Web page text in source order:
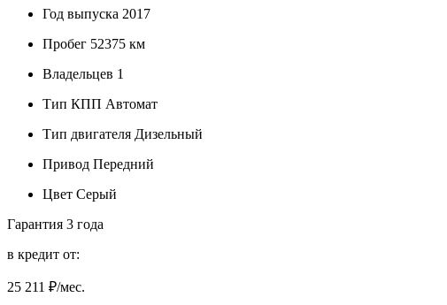
Год выпуска 2017
Пробег 52375 км
Владельцев 1
Тип КПП Автомат
Тип двигателя Дизельный
Привод Передний
Цвет Серый
Гарантия 3 года
в кредит от:
25 211 ₽/мес.